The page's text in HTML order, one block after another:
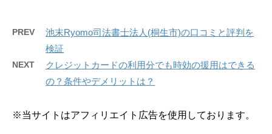
PREV
池末Ryomo司法書士法人(桐生市)の口コミと評判を
検証
NEXT
クレジットカードの利用分でも時効の援用はできる
の？条件やデメリットは？
※当サイトはアフィリエイト広告を使用しております。